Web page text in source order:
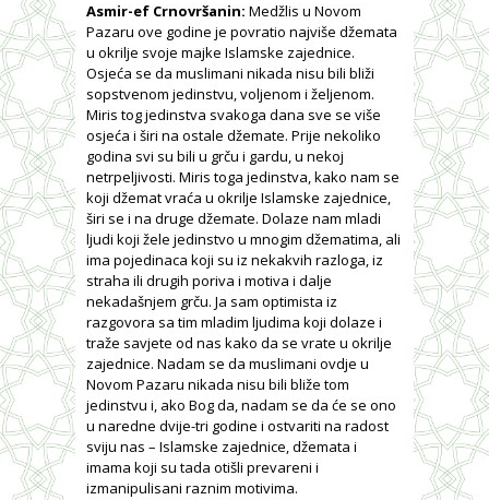
Asmir-ef Crnovršanin: Medžlis u Novom
Pazaru ove godine je povratio najviše džemata
u okrilje svoje majke Islamske zajednice.
Osjeća se da muslimani nikada nisu bili bliži
sopstvenom jedinstvu, voljenom i željenom.
Miris tog jedinstva svakoga dana sve se više
osjeća i širi na ostale džemate. Prije nekoliko
godina svi su bili u grču i gardu, u nekoj
netrpeljivosti. Miris toga jedinstva, kako nam se
koji džemat vraća u okrilje Islamske zajednice,
širi se i na druge džemate. Dolaze nam mladi
ljudi koji žele jedinstvo u mnogim džematima, ali
ima pojedinaca koji su iz nekakvih razloga, iz
straha ili drugih poriva i motiva i dalje
nekadašnjem grču. Ja sam optimista iz
razgovora sa tim mladim ljudima koji dolaze i
traže savjete od nas kako da se vrate u okrilje
zajednice. Nadam se da muslimani ovdje u
Novom Pazaru nikada nisu bili bliže tom
jedinstvu i, ako Bog da, nadam se da će se ono
u naredne dvije-tri godine i ostvariti na radost
sviju nas – Islamske zajednice, džemata i
imama koji su tada otišli prevareni i
izmanipulisani raznim motivima.